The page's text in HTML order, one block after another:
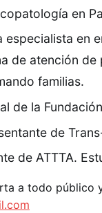
en
especialista en
de atención
familias.
de la
de
de ATTTA.
a todo público